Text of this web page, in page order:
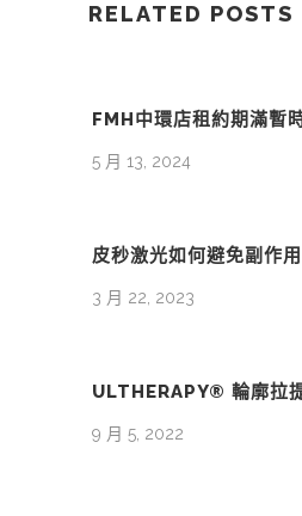
RELATED POSTS
FMH中環店租約期滿暫
5 月 13, 2024
皮秒激光如何避免副作用
3 月 22, 2023
ULTHERAPY® 輪廓拉
9 月 5, 2022